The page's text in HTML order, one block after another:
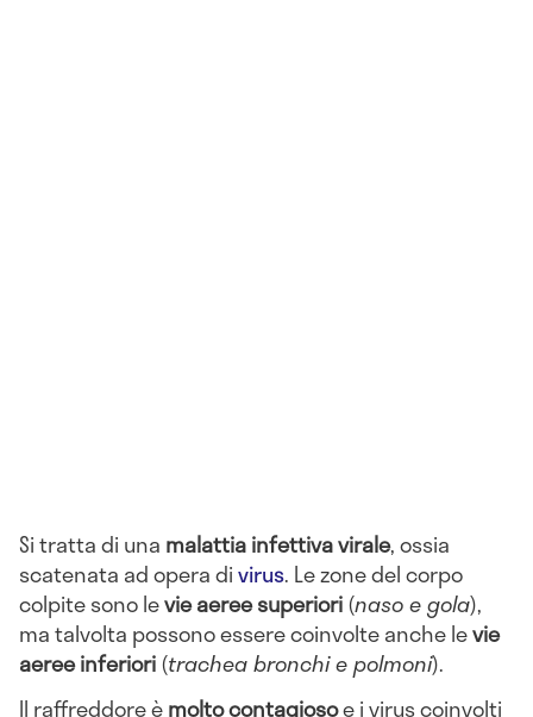
Si tratta di una malattia infettiva virale, ossia
scatenata ad opera divirus. Le zone del corpo
colpite sono levie aeree superiori(naso e gola),
ma talvolta possono essere coinvolte anche levie
aeree inferiori(trachea bronchi e polmoni).
Il raffreddore èmolto contagiosoe i virus coinvolti